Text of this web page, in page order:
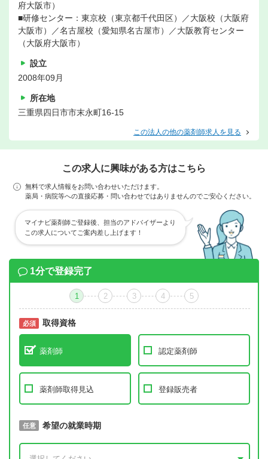
府大阪市）
■研修センター：東京校（東京都千代田区）／大阪校（大阪府
大阪市）／名古屋校（愛知県名古屋市）／大阪教育センター
（大阪府大阪市）
設立
2008年09月
所在地
三重県四日市市末永町16-15
この法人の他の薬剤師求人を見る
この求人に興味がある方はこちら
無料で求人情報をお問い合わせいただけます。
薬局・病院等への直接応募・問い合わせではありませんのでご安心ください。
マイナビ薬剤師ご登録後、担当のアドバイザーより
この求人についてご案内差し上げます！
1分で登録完了
1 2 3 4 5
必須 取得資格
薬剤師 認定薬剤師
薬剤師取得見込 登録販売者
必須 取得予定年
任意 希望の就業時期